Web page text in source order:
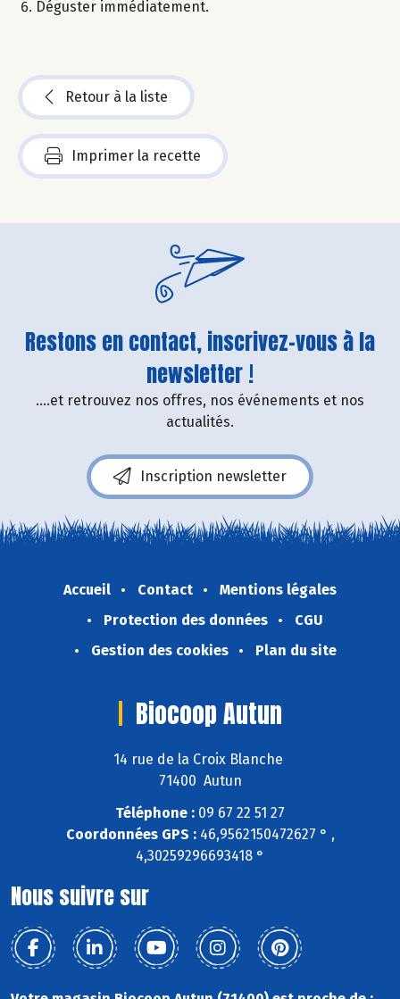
Déguster immédiatement.
Retour à la liste
Imprimer la recette
Restons en contact, inscrivez-vous à la
newsletter !
....et retrouvez nos offres, nos événements et nos
actualités.
Inscription newsletter
Accueil Contact
Mentions légales
Protection des données
CGU
Gestion des cookies
Plan du site
Biocoop Autun
14 rue de la Croix Blanche
71400 Autun
Téléphone : 09 67 22 51 27
Coordonnées GPS :46,9562150472627 ° ,
4,30259296693418 °
Nous suivre sur